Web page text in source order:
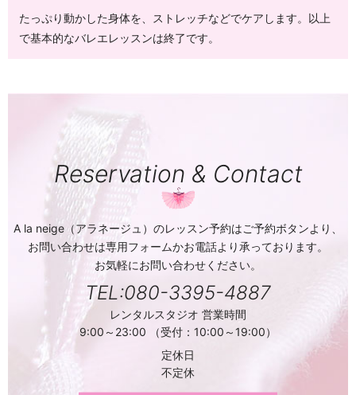
たっぷり動かした身体を、ストレッチなどでケアします。以上
で基本的なバレエレッスンは終了です。
Reservation & Contact
A la neige（アラネージュ）のレッスン予約はご予約ボタンより、
お問い合わせは専用フォームかお電話より承っております。
お気軽にお問い合わせください。
TEL:080-3395-4887
レンタルスタジオ 営業時間
9:00～23:00 （受付：10:00～19:00）
定休日
不定休